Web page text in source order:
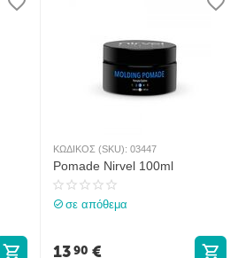
ΚΩΔΙΚΟΣ (SKU): 03447
Pomade Nirvel 100ml
σε απόθεμα
1390 €